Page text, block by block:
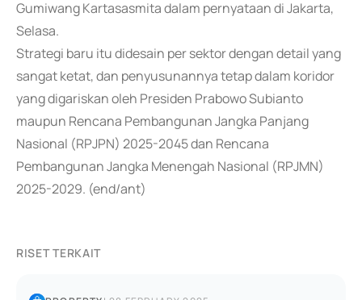
Gumiwang Kartasasmita dalam pernyataan di Jakarta,
Selasa.
Strategi baru itu didesain per sektor dengan detail yang
sangat ketat, dan penyusunannya tetap dalam koridor
yang digariskan oleh Presiden Prabowo Subianto
maupun Rencana Pembangunan Jangka Panjang
Nasional (RPJPN) 2025-2045 dan Rencana
Pembangunan Jangka Menengah Nasional (RPJMN)
2025-2029. (end/ant)
RISET TERKAIT